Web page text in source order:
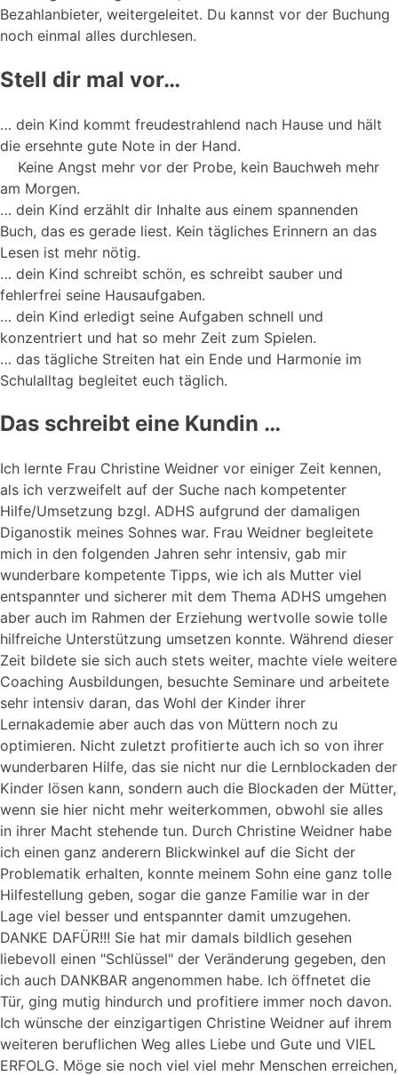
Bezahlanbieter, weitergeleitet. Du kannst vor der Buchung
noch einmal alles durchlesen.
Stell dir mal vor…
… dein Kind kommt freudestrahlend nach Hause und hält
die ersehnte gute Note in der Hand.
Keine Angst mehr vor der Probe, kein Bauchweh mehr
am Morgen.
… dein Kind erzählt dir Inhalte aus einem spannenden
Buch, das es gerade liest. Kein tägliches Erinnern an das
Lesen ist mehr nötig.
… dein Kind schreibt schön, es schreibt sauber und
fehlerfrei seine Hausaufgaben.
… dein Kind erledigt seine Aufgaben schnell und
konzentriert und hat so mehr Zeit zum Spielen.
… das tägliche Streiten hat ein Ende und Harmonie im
Schulalltag begleitet euch täglich.
Das schreibt eine Kundin …
Ich lernte Frau Christine Weidner vor einiger Zeit kennen,
als ich verzweifelt auf der Suche nach kompetenter
Hilfe/Umsetzung bzgl. ADHS aufgrund der damaligen
Diganostik meines Sohnes war. Frau Weidner begleitete
mich in den folgenden Jahren sehr intensiv, gab mir
wunderbare kompetente Tipps, wie ich als Mutter viel
entspannter und sicherer mit dem Thema ADHS umgehen
aber auch im Rahmen der Erziehung wertvolle sowie tolle
hilfreiche Unterstützung umsetzen konnte. Während dieser
Zeit bildete sie sich auch stets weiter, machte viele weitere
Coaching Ausbildungen, besuchte Seminare und arbeitete
sehr intensiv daran, das Wohl der Kinder ihrer
Lernakademie aber auch das von Müttern noch zu
optimieren. Nicht zuletzt profitierte auch ich so von ihrer
wunderbaren Hilfe, das sie nicht nur die Lernblockaden der
Kinder lösen kann, sondern auch die Blockaden der Mütter,
wenn sie hier nicht mehr weiterkommen, obwohl sie alles
in ihrer Macht stehende tun. Durch Christine Weidner habe
ich einen ganz anderern Blickwinkel auf die Sicht der
Problematik erhalten, konnte meinem Sohn eine ganz tolle
Hilfestellung geben, sogar die ganze Familie war in der
Lage viel besser und entspannter damit umzugehen.
DANKE DAFÜR!!! Sie hat mir damals bildlich gesehen
liebevoll einen "Schlüssel" der Veränderung gegeben, den
ich auch DANKBAR angenommen habe. Ich öffnetet die
Tür, ging mutig hindurch und profitiere immer noch davon.
Ich wünsche der einzigartigen Christine Weidner auf ihrem
weiteren beruflichen Weg alles Liebe und Gute und VIEL
ERFOLG. Möge sie noch viel viel mehr Menschen erreichen,